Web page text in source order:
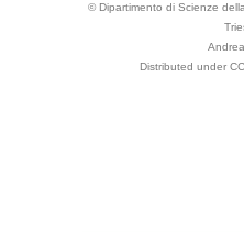
© Dipartimento di Scienze
Distributed under